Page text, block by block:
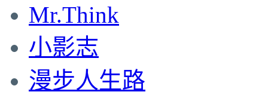
Mr.Think
小影志
漫步人生路